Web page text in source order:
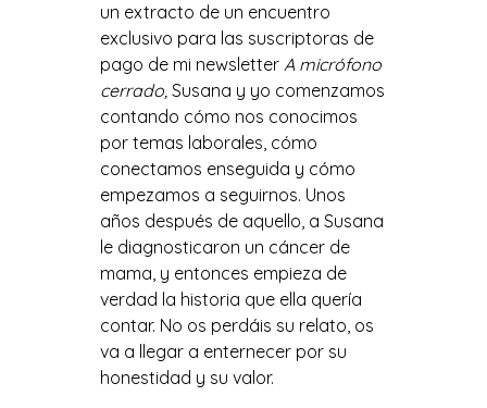
un extracto de un encuentro
exclusivo para las suscriptoras de
pago de mi newsletter A micrófono
cerrado,Susana y yo comenzamos
contando cómo nos conocimos
por temas laborales, cómo
conectamos enseguida y cómo
empezamos a seguirnos. Unos
años después de aquello, a Susana
le diagnosticaron un cáncer de
mama, y entonces empieza de
verdad la historia que ella quería
contar. No os perdáis su relato, os
va a llegar a enternecer por su
honestidad y su valor.